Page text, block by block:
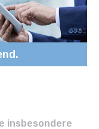
insbesondere